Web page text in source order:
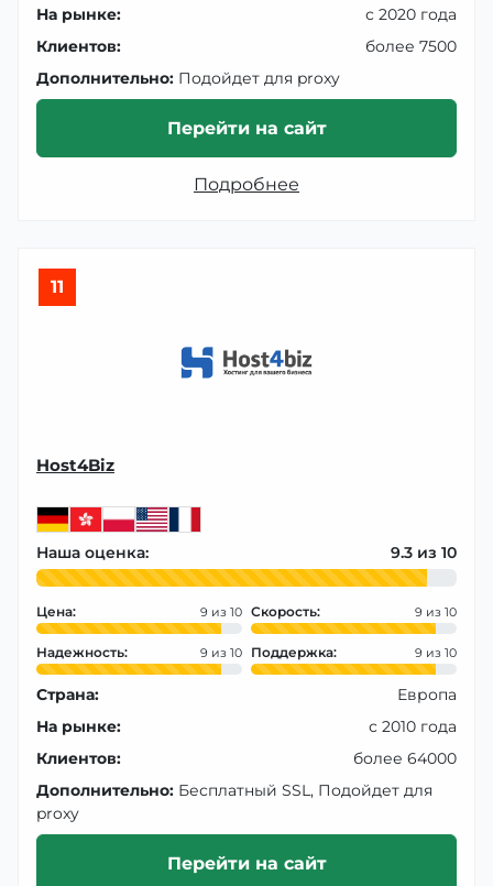
На рынке:
с 2020 года
Клиентов:
более 7500
Дополнительно: Подойдет для proxy
Перейти на сайт
Подробнее
11
Host4Biz
Наша оценка: 9.3
Цена: 9 Скорость: 9
Надежность: 9 Поддержка: 9
Страна:
Европа
На рынке:
с 2010 года
Клиентов:
более 64000
Дополнительно: Бесплатный SSL, Подойдет для
proxy
Перейти на сайт